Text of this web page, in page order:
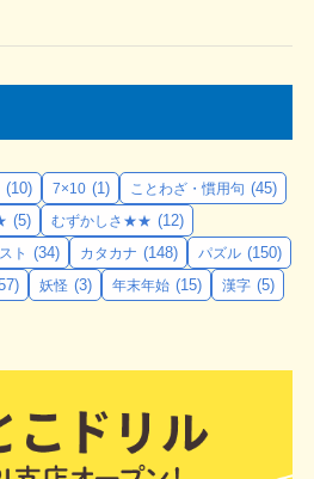
(10) 7×10 (1) ことわざ・慣用句 (45)
(5) むずかしさ★★ (12)
ト (34) カタカナ (148) パズル (150)
妖怪 (3) 年末年始 (15) 漢字 (5)